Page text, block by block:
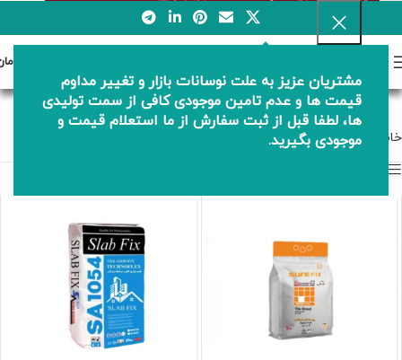
مشتریان عزیز به علت نوسانات بازار و تغییر مداوم
قیمت ها و عدم تامین موجودی کافی از سمت تولیدی
ها، لطفا قبل از ثبت سفارش از ما استعلام قیمت و
موجودی بگیرید.
انواع سرامیک ها
خانه
انواع سرامیک ها